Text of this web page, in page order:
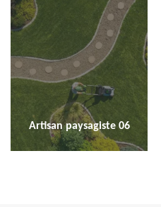
Artisan paysagiste 06